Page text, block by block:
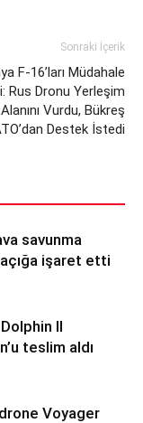
Sonraki İçerik
F-16’ları Müdahale
Rus Dronu Yerleşim
Alanını Vurdu, Bükreş
Destek İstedi
savunma
işaret etti
II
teslim aldı
Voyager